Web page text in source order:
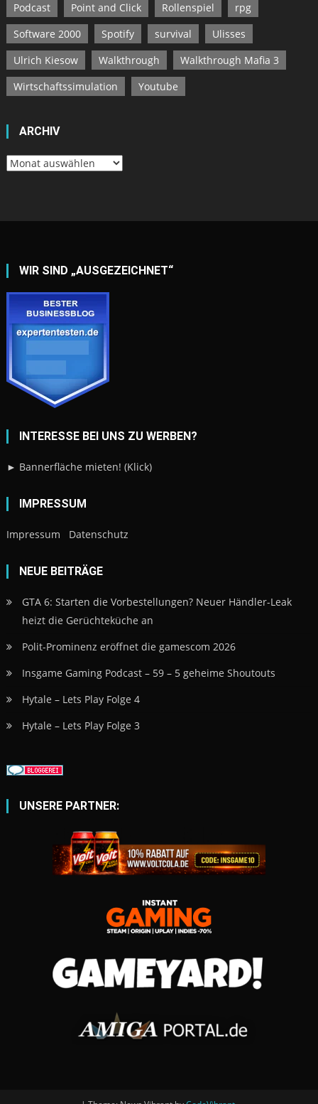
Podcast
Point and Click Rollenspiel
rpg
Software 2000
Spotify survival
Ulisses
Ulrich Kiesow
Walkthrough
Walkthrough Mafia 3
Wirtschaftssimulation
Youtube
ARCHIV
Archiv
WIR SIND „AUSGEZEICHNET“
INTERESSE BEI UNS ZU WERBEN?
► Bannerfläche mieten! (Klick)
IMPRESSUM
Impressum Datenschutz
NEUE BEITRÄGE
GTA 6: Starten die Vorbestellungen? Neuer Händler-Leak
heizt die Gerüchteküche an
Polit-Prominenz eröffnet die gamescom 2026
Insgame Gaming Podcast – 59 – 5 geheime Shoutouts
Hytale – Lets Play Folge 4
Hytale – Lets Play Folge 3
UNSERE PARTNER: